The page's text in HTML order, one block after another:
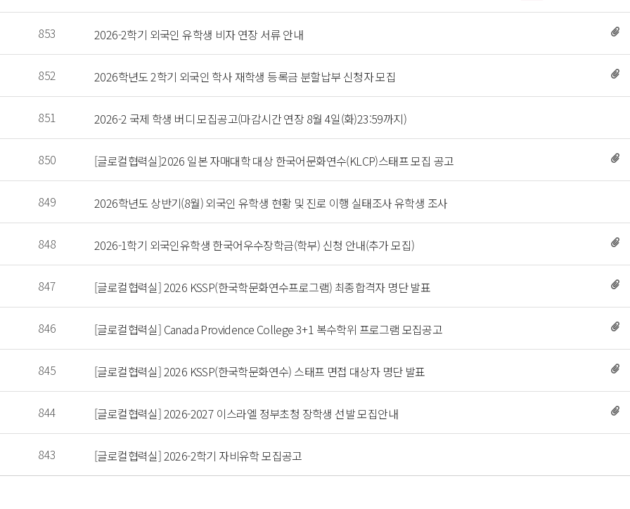
853 2026-2학기 외국인 유학생 비자 연장 서류 안내
852 2026학년도 2학기 외국인 학사 재학생 등록금 분할납부 신청자 모집
851 2026-2 국제 학생 버디 모집공고(마감시간 연장 8월 4일(화)23:59까지)
850 [글로컬협력실]2026 일본 자매대학 대상 한국어문화연수(KLCP)스태프 모집 공고
849 2026학년도 상반기(8월) 외국인 유학생 현황 및 진로 이행 실태조사 유학생 조사
848 2026-1학기 외국인유학생 한국어우수장학금(학부) 신청 안내(추가 모집)
847 [글로컬협력실] 2026 KSSP(한국학문화연수프로그램) 최종합격자 명단 발표
846 [글로컬협력실] Canada Providence College 3+1 복수학위 프로그램 모집공고
845 [글로컬협력실] 2026 KSSP(한국학문화연수) 스태프 면접 대상자 명단 발표
844 [글로컬협력실] 2026-2027 이스라엘 정부초청 장학생 선발 모집안내
843 [글로컬협력실] 2026-2학기 자비유학 모집공고